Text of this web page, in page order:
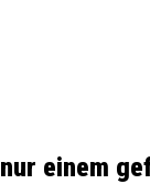
einem